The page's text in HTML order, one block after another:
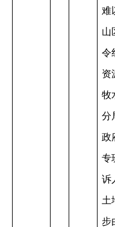
难
山
令
资
牧
分
政
专
诉
土
步